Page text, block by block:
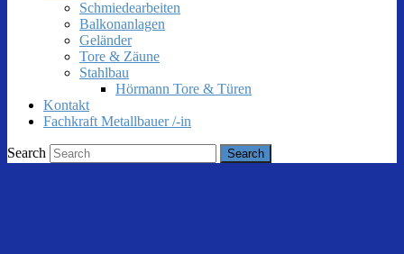
Schmiedearbeiten
Balkonanlagen
Geländer
Tore & Zäune
Stahlbau
Hörmann Tore & Türen
Kontakt
Fachkraft Metallbauer /-in
Search